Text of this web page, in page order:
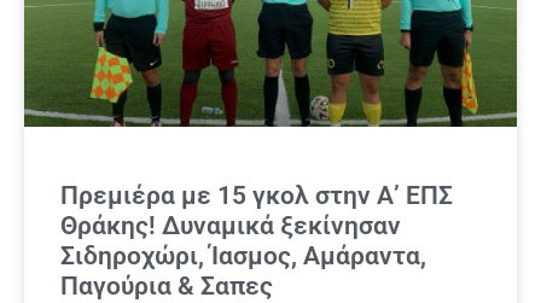
Πρεμιέρα με 15 γκολ στην Α’ ΕΠΣ
Θράκης! Δυναμικά ξεκίνησαν
Σιδηροχώρι, Ίασμος, Αμάραντα,
Παγούρια & Σαπες